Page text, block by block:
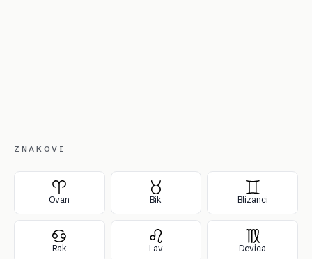
ZNAKOVI
Ovan Bik Blizanci
Rak Lav Devica